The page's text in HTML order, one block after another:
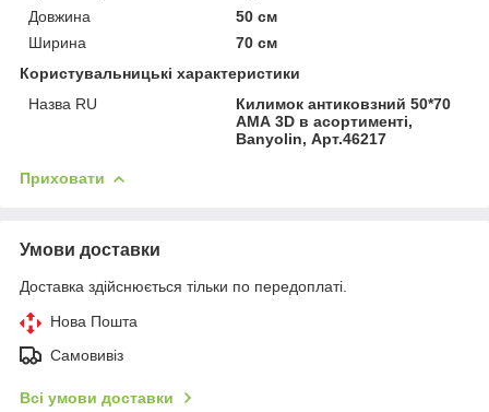
Довжина
50 см
Ширина
70 см
Користувальницькі характеристики
Назва RU
Килимок антиковзний 50*70
АМА 3D в асортименті,
Banyolin, Арт.46217
Приховати
Умови доставки
Доставка здійснюється тільки по передоплаті.
Нова Пошта
Самовивіз
Всі умови доставки